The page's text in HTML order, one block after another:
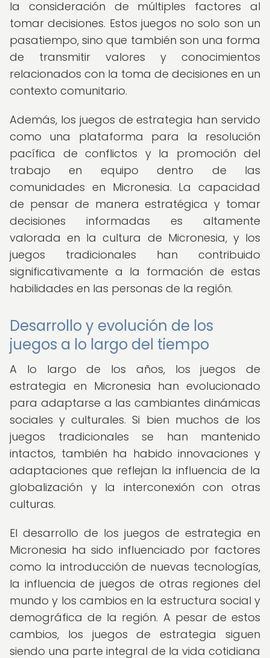
la consideración de múltiples factores al
tomar decisiones. Estos juegos no solo son un
pasatiempo, sino que también son una forma
de transmitir valores y conocimientos
relacionados con la toma de decisiones en un
contexto comunitario.
Además, los juegos de estrategia han servido
como una plataforma para la resolución
pacífica de conflictos y la promoción del
trabajo en equipo dentro de las
comunidades en Micronesia. La capacidad
de pensar de manera estratégica y tomar
decisiones informadas es altamente
valorada en la cultura de Micronesia, y los
juegos tradicionales han contribuido
significativamente a la formación de estas
habilidades en las personas de la región.
Desarrollo y evolución de los
juegos a lo largo del tiempo
A lo largo de los años, los juegos de
estrategia en Micronesia han evolucionado
para adaptarse a las cambiantes dinámicas
sociales y culturales. Si bien muchos de los
juegos tradicionales se han mantenido
intactos, también ha habido innovaciones y
adaptaciones que reflejan la influencia de la
globalización y la interconexión con otras
culturas.
El desarrollo de los juegos de estrategia en
Micronesia ha sido influenciado por factores
como la introducción de nuevas tecnologías,
la influencia de juegos de otras regiones del
mundo y los cambios en la estructura social y
demográfica de la región. A pesar de estos
cambios, los juegos de estrategia siguen
siendo una parte integral de la vida cotidiana